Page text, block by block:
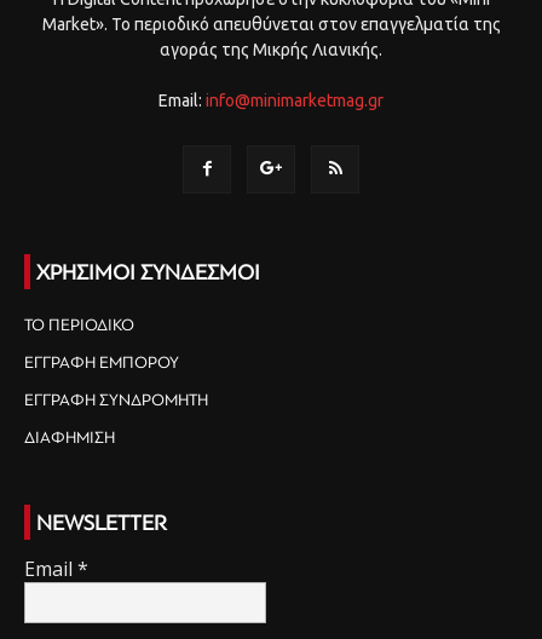
Market». Το περιοδικό απευθύνεται στον επαγγελματία της
αγοράς της Μικρής Λιανικής.
Email: info@minimarketmag.gr
ΧΡΗΣΙΜΟΙ ΣΥΝΔΕΣΜΟΙ
ΤΟ ΠΕΡΙΟΔΙΚΟ
ΕΓΓΡΑΦΗ ΕΜΠΟΡΟΥ
ΕΓΓΡΑΦΗ ΣΥΝΔΡΟΜΗΤΗ
ΔΙΑΦΗΜΙΣΗ
NEWSLETTER
Email *